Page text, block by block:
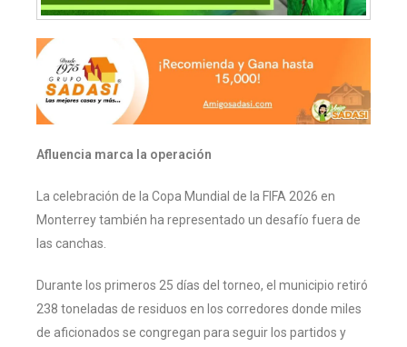
Afluencia marca la operación
La celebración de la Copa Mundial de la FIFA 2026 en
Monterrey también ha representado un desafío fuera de
las canchas.
Durante los primeros 25 días del torneo, el municipio retiró
238 toneladas de residuos en los corredores donde miles
de aficionados se congregan para seguir los partidos y